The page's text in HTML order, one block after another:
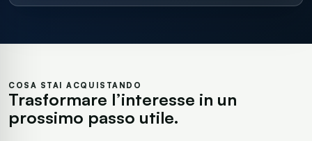
COSA STAI ACQUISTANDO
Trasformare l’interesse in un
prossimo passo utile.